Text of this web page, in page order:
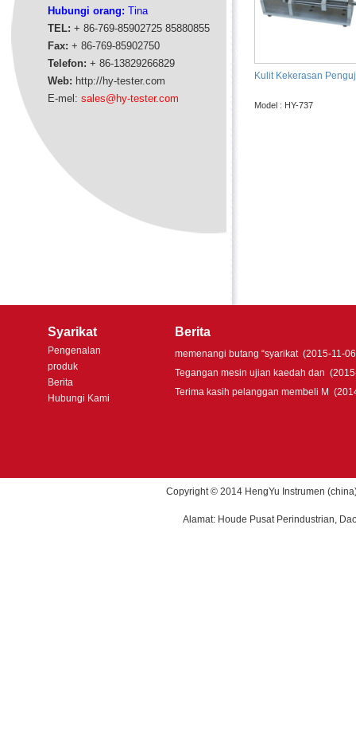
Hubungi orang: Tina
TEL: + 86-769-85902725 85880855
Fax: + 86-769-85902750
Telefon: + 86-13829266829
Web: http://hy-tester.com
E-mel: sales@hy-tester.com
Kulit Kekerasan
Model : HY-737
Syarikat
Pengenalan
produk
Berita
Hubungi Kami
Berita
memenangi butang “syarikat (2015-11-
Tegangan mesin ujian kaedah dan
Terima kasih pelanggan membeli M
Copyright © 2014 HengYu Instrumen
Alamat: Houde Pusat Perindustrian,